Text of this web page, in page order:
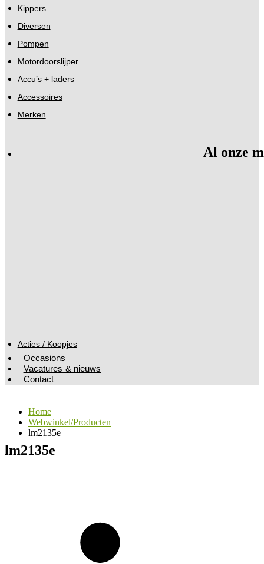
Kippers
Diversen
Pompen
Motordoorslijper
Accu’s + laders
Accessoires
Merken
Al onze
Acties / Koopjes
Occasions
Vacatures & nieuws
Contact
Home
Webwinkel/Producten
lm2135e
lm2135e